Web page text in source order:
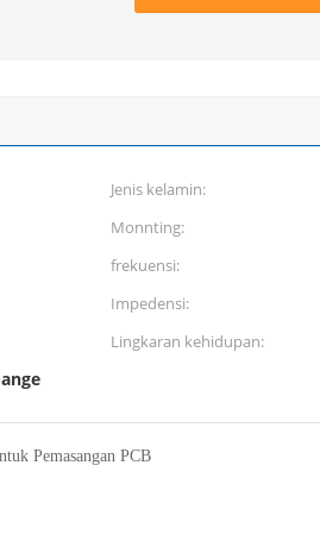
Jenis kelamin:
Monnting:
frekuensi:
Impedensi:
Lingkaran kehidupan:
Pemasangan PCB